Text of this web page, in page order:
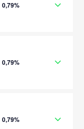
0,79%
0,79%
0,79%